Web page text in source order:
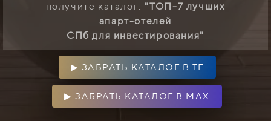
получите каталог: "ТОП-7 лучших
апарт-отелей
СПб для инвестирования"
▶︎ ЗАБРАТЬ КАТАЛОГ В ТГ
▶︎ ЗАБРАТЬ КАТАЛОГ В MAX